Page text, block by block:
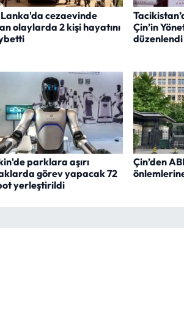
cezaevinde
olaylarda 2 kişi hayatını
Çin’in
düzenlendi
parklara aşırı
görev yapacak 72
yerleştirildi
Çin’den